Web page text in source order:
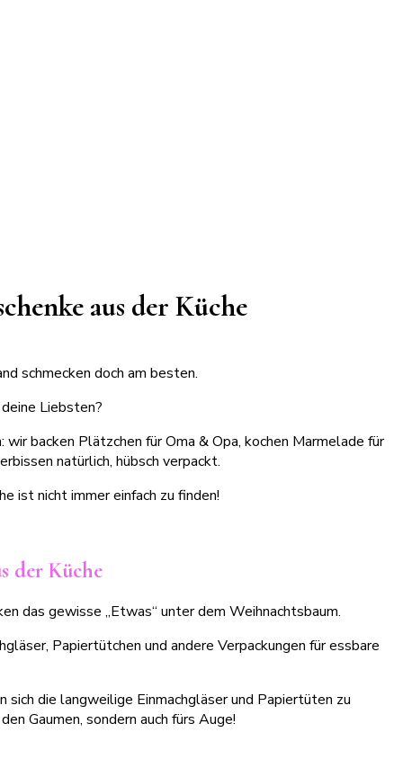
aus der Küche
Liebsten?
backen Plätzchen für Oma & Opa, kochen Marmelade für
natürlich, hübsch verpackt.
ist nicht immer einfach zu finden!
der Küche
das gewisse „Etwas“ unter dem Weihnachtsbaum.
Papiertütchen und andere Verpackungen für essbare
die langweilige Einmachgläser und Papiertüten zu
Gaumen, sondern auch fürs Auge!